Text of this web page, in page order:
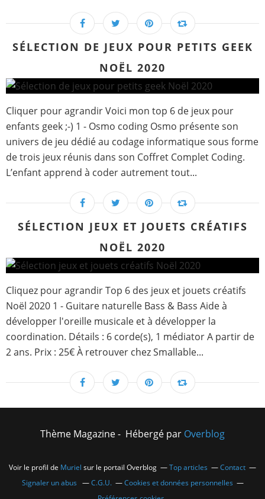
SÉLECTION DE JEUX POUR PETITS GEEK
NOËL 2020
Cliquer pour agrandir Voici mon top 6 de jeux pour
enfants geek ;-) 1 - Osmo coding Osmo présente son
univers de jeu dédié au codage informatique sous forme
de trois jeux réunis dans son Coffret Complet Coding.
L’enfant apprend à coder autrement tout...
SÉLECTION JEUX ET JOUETS CRÉATIFS
NOËL 2020
Cliquez pour agrandir Top 6 des jeux et jouets créatifs
Noël 2020 1 - Guitare naturelle Bass & Bass Aide à
développer l'oreille musicale et à développer la
coordination. Détails : 6 corde(s), 1 médiator A partir de
2 ans. Prix : 25€ À retrouver chez Smallable...
Thème Magazine - Hébergé par Overblog
Voir le profil de Muriel sur le portail Overblog Top articles
Contact
Signaler un abus
C.G.U.
Cookies et données personnelles